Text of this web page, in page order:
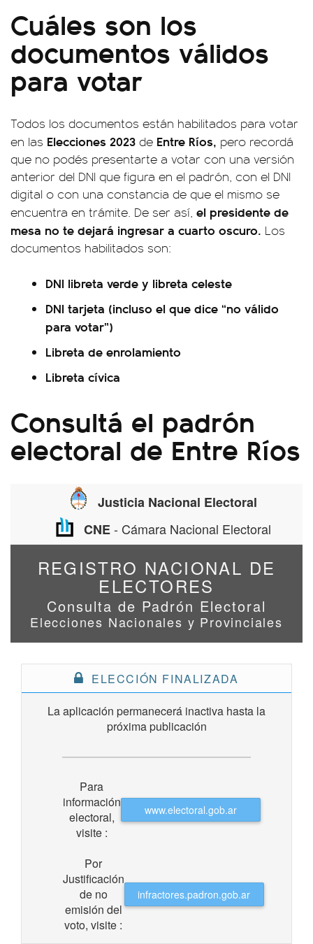
Cuáles son los
documentos válidos
para votar
Todos los documentos están habilitados para votar
en las Elecciones 2023 de Entre Ríos, pero recordá
que no podés presentarte a votar con una versión
anterior del DNI que figura en el padrón, con el DNI
digital o con una constancia de que el mismo se
encuentra en trámite. De ser así, el presidente de
mesa no te dejará ingresar a cuarto oscuro. Los
documentos habilitados son:
DNI libreta verde y libreta celeste
DNI tarjeta (incluso el que dice “no válido
para votar”)
Libreta de enrolamiento
Libreta cívica
Consultá el padrón
electoral de Entre Ríos